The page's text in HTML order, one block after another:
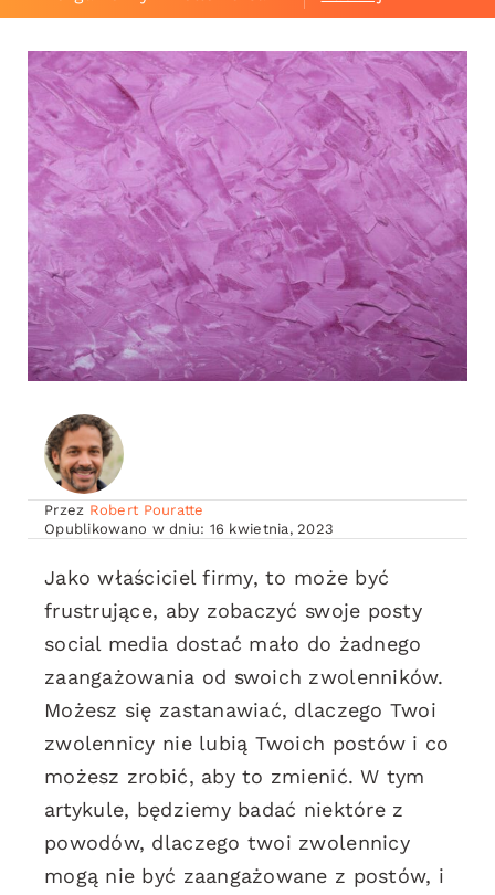
Przez Robert Pouratte
Opublikowano w dniu: 16 kwietnia, 2023
Jako właściciel firmy, to może być
frustrujące, aby zobaczyć swoje posty
social media dostać mało do żadnego
zaangażowania od swoich zwolenników.
Możesz się zastanawiać, dlaczego Twoi
zwolennicy nie lubią Twoich postów i co
możesz zrobić, aby to zmienić. W tym
artykule, będziemy badać niektóre z
powodów, dlaczego twoi zwolennicy
mogą nie być zaangażowane z postów, i